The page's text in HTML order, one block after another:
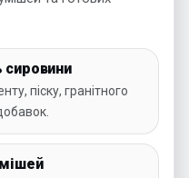
сировини
піску, гранітного